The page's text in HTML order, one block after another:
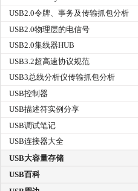
USB2.0令牌、事务及传输抓包分析
USB2.0物理层的电信号
USB2.0集线器HUB
USB3.2超高速协议规范
USB3总线分析仪传输抓包分析
USB控制器
USB描述符实例分享
USB调试笔记
USB连接器大全
USB大容量存储
USB百科